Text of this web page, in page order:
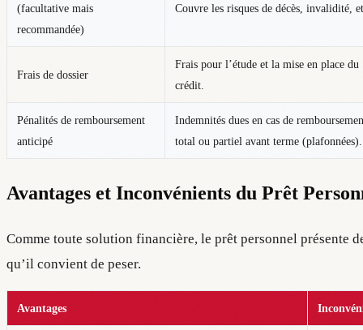
(facultative mais
recommandée)
Couvre les risques de décès, invalidité,
Frais de dossier
Frais pour l’étude et la mise en place du
crédit.
Pénalités de remboursement
anticipé
Indemnités dues en cas de
total ou partiel avant terme (plafonnées).
Avantages et Inconvénients du Prêt
Comme toute solution financière, le prêt personnel présente
qu’il convient de peser.
Avantages